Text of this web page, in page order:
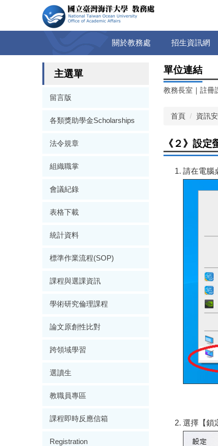
關於教務處 招生資訊網
主選單
留言版
各類獎助學金Scholarships
法令規章
組織職掌
會議紀錄
表格下載
統計資料
標準作業流程(SOP)
課程與選課資訊
學術研究倫理課程
論文原創性比對
跨領域學習
選讀生
教職員專區
課程即時反應信箱
Registration
單位連結
教務長室 ｜ 註冊
首頁 資訊
《２》設
請在電腦
選擇【鎖